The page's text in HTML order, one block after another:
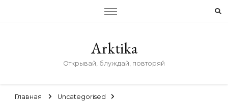
Arktika
Открывай, блуждай, повторяй
Главная
Uncategorised